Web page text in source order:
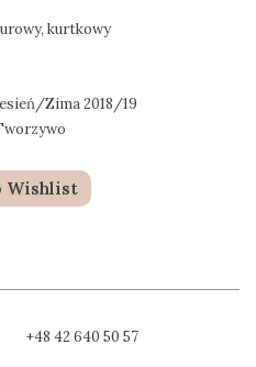
kurtkowy
Zima 2018/19
Wishlist
+48 42 640 50 57